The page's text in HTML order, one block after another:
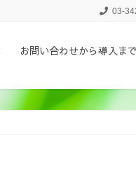
03-
お問い合わせから導入まで